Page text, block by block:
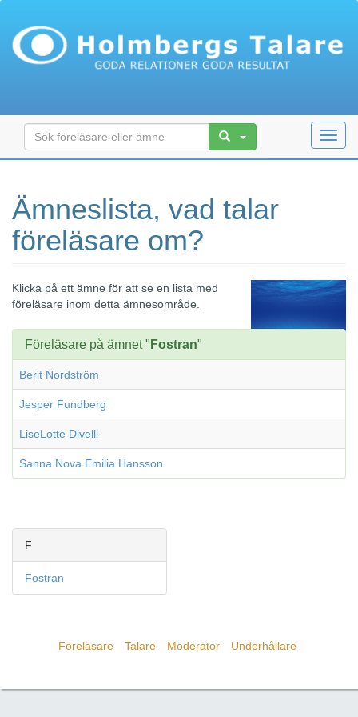
Ämneslista, vad talar
föreläsare om?
Klicka på ett ämne för att se en lista med
föreläsare inom detta ämnesområde.
Föreläsare på ämnet " Fostran"
Berit Nordström
Jesper Fundberg
LiseLotte Divelli
Sanna Nova Emilia Hansson
F
Fostran
Föreläsare Talare Moderator Underhållare